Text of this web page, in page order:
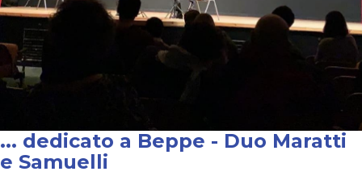
... dedicato a Beppe - Duo Maratti
e Samuelli